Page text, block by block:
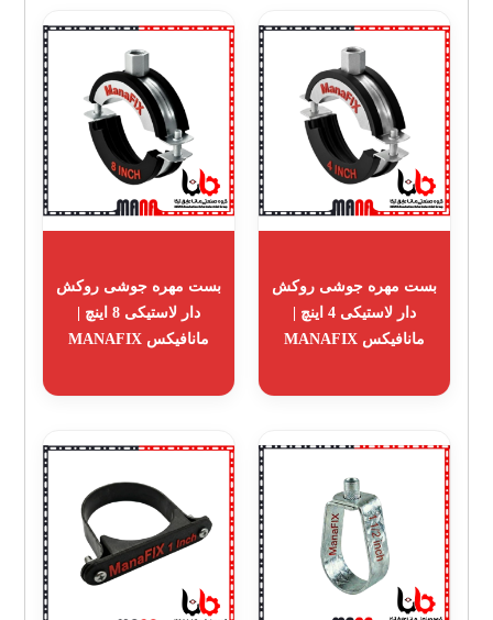
بست مهره جوشی روکش
دار لاستیکی 4 اینچ |
مانافیکس MANAFIX
بست مهره جوشی روکش
دار لاستیکی 8 اینچ |
مانافیکس MANAFIX